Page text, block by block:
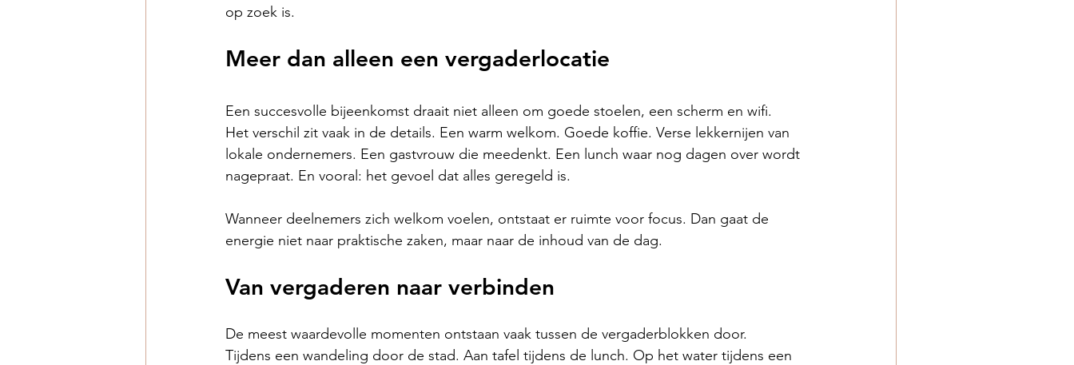
op zoek is.
Meer dan alleen een vergaderlocatie
Een succesvolle bijeenkomst draait niet alleen om goede stoelen, een scherm en wifi.
Het verschil zit vaak in de details. Een warm welkom. Goede koffie. Verse lekkernijen van
lokale ondernemers. Een gastvrouw die meedenkt. Een lunch waar nog dagen over wordt
nagepraat. En vooral: het gevoel dat alles geregeld is.
Wanneer deelnemers zich welkom voelen, ontstaat er ruimte voor focus. Dan gaat de
energie niet naar praktische zaken, maar naar de inhoud van de dag.
Van vergaderen naar verbinden
De meest waardevolle momenten ontstaan vaak tussen de vergaderblokken door.
Tijdens een wandeling door de stad. Aan tafel tijdens de lunch. Op het water tijdens een